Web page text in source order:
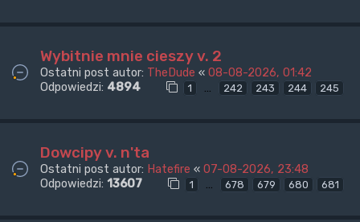
Wybitnie mnie cieszy v. 2
Ostatni post autor: TheDude « 08-08-2026, 01:42
Odpowiedzi: 4894 1 … 242 243 244 245
Dowcipy v. n'ta
Ostatni post autor: Hatefire « 07-08-2026, 23:48
Odpowiedzi: 13607 1 … 678 679 680 681